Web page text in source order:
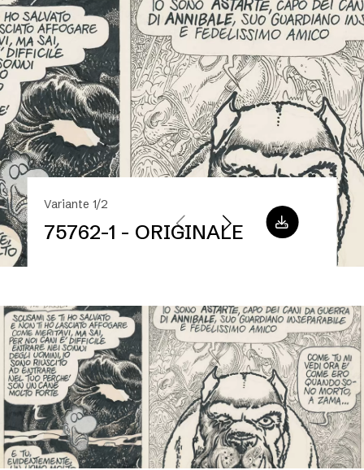
Variante 1/2
75762-1 - ORIGINALE